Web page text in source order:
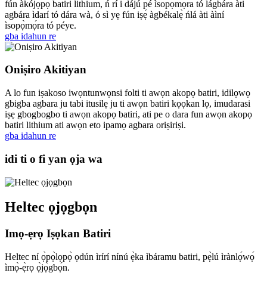
fún àkójọpọ̀ batiri lithium, ń rí i dájú pé ìsopọ̀mọ́ra tó lágbára àti
agbára ìdarí tó dára wà, ó sì yẹ fún iṣẹ́ àgbékalẹ̀ ńlá àti àìní
ìsopọ̀mọ́ra tó péye.
gba idahun re
Oniṣiro Akitiyan
A lo fun iṣakoso iwọntunwọnsi folti ti awọn akopọ batiri, idilọwọ
gbigba agbara ju tabi itusilẹ ju ti awọn batiri kọọkan lọ, imudarasi
iṣẹ gbogbogbo ti awọn akopọ batiri, ati pe o dara fun awọn akopọ
batiri lithium ati awọn eto ipamọ agbara oriṣiriṣi.
gba idahun re
idi ti o fi yan ọja wa
Heltec ọjọgbọn
Imọ-ẹrọ Iṣọkan Batiri
Heltec ní ọ̀pọ̀lọpọ̀ ọdún ìrírí nínú ẹ̀ka ìbáramu batiri, pẹ̀lú ìrànlọ́wọ́
ìmọ̀-ẹ̀rọ ọ̀jọ̀gbọ́n.